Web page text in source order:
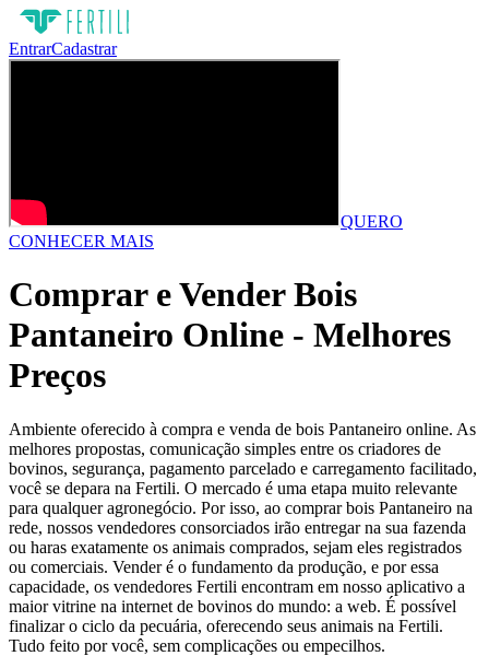
EntrarCadastrar
QUERO
CONHECER MAIS
Comprar e Vender Bois
Pantaneiro Online - Melhores
Preços
Ambiente oferecido à compra e venda de bois Pantaneiro online. As
melhores propostas, comunicação simples entre os criadores de
bovinos, segurança, pagamento parcelado e carregamento facilitado,
você se depara na Fertili. O mercado é uma etapa muito relevante
para qualquer agronegócio. Por isso, ao comprar bois Pantaneiro na
rede, nossos vendedores consorciados irão entregar na sua fazenda
ou haras exatamente os animais comprados, sejam eles registrados
ou comerciais. Vender é o fundamento da produção, e por essa
capacidade, os vendedores Fertili encontram em nosso aplicativo a
maior vitrine na internet de bovinos do mundo: a web. É possível
finalizar o ciclo da pecuária, oferecendo seus animais na Fertili.
Tudo feito por você, sem complicações ou empecilhos.